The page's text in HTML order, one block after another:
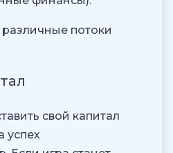
потоки
свой капитал
успех